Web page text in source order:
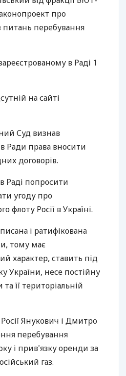
РЕЙТИНГ ДЕБЕТОВИХ
КАРТОК
про
питань перебування
в Раді 1
на сайті
Суд визнав
Ради права вносити
договорів.
Раді попросити
угоду про
Росії в Україні.
і ратифікована
тому має
характер, ставить під
України, несе постійну
її територіальній
Янукович і Дмитро
перебування
і прив'язку оренди за
газ.